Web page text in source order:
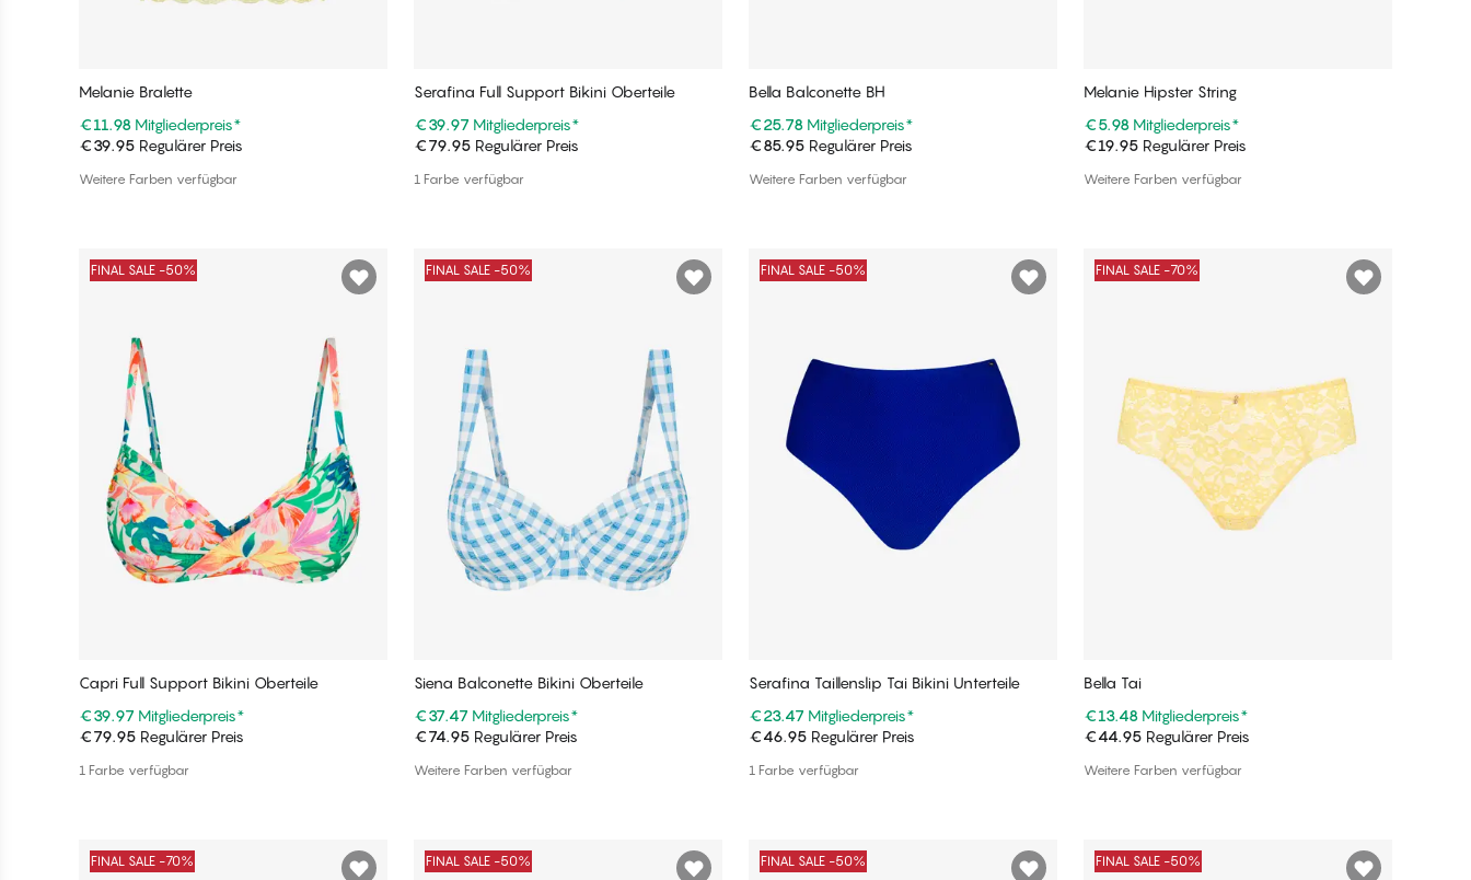
Melanie Bralette
€11.98 Mitgliederpreis*
€39.95 Regulärer Preis
Weitere Farben verfügbar
Serafina Full Support Bikini Oberteile
€39.97 Mitgliederpreis*
€79.95 Regulärer Preis
1 Farbe verfügbar
Bella Balconette BH
€25.78 Mitgliederpreis*
€85.95 Regulärer Preis
Weitere Farben verfügbar
Melanie Hipster String
€5.98 Mitgliederpreis*
€19.95 Regulärer Preis
Weitere Farben verfügbar
FINAL SALE -50%
Capri Full Support Bikini Oberteile
€39.97 Mitgliederpreis*
€79.95 Regulärer Preis
1 Farbe verfügbar
FINAL SALE -50%
Siena Balconette Bikini Oberteile
€37.47 Mitgliederpreis*
€74.95 Regulärer Preis
Weitere Farben verfügbar
FINAL SALE -50%
Serafina Taillenslip Tai Bikini Unterteile
€23.47 Mitgliederpreis*
€46.95 Regulärer Preis
1 Farbe verfügbar
FINAL SALE -70%
Bella Tai
€13.48 Mitgliederpreis*
€44.95 Regulärer Preis
Weitere Farben verfügbar
FINAL SALE -70% FINAL SALE -50% FINAL SALE -50% FINAL SALE -50%